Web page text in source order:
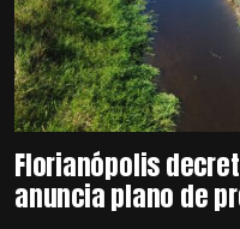
Florianópolis
anuncia plano de